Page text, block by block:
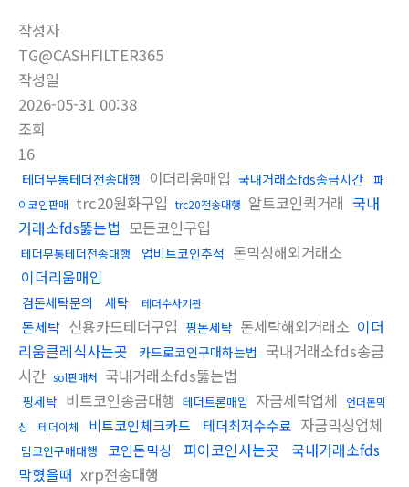
작성자
TG@CASHFILTER365
작성일
2026-05-31 00:38
조회
16
테더무통테더전송대행 이더리움매입 국내거래소fds송금시간
파
이코인판매 trc20원화구입 trc20전송대행 알트코인퀵거래 국내
거래소fds뚫는법 모든코인구입
테더무통테더전송대행 업비트코인추적 돈믹싱해외거래소
이더리움매입
검돈세탁문의 세탁 테더수사기관
돈세탁 신용카드테더구입 핑돈세탁 돈세탁해외거래소 이더
리움클레식사는곳
카드로코인구매하는법 국내거래소fds송금
시간 sol판매처 국내거래소fds뚫는법
핑세탁 비트코인송금대행 테더트론매입 자금세탁업체
언더돈믹
싱
테더이체 비트코인체크카드 테더최저수수료 자금믹싱업체
밈코인구매대행 코인돈믹싱 파이코인사는곳
국내거래소fds
막혔을때 xrp전송대행